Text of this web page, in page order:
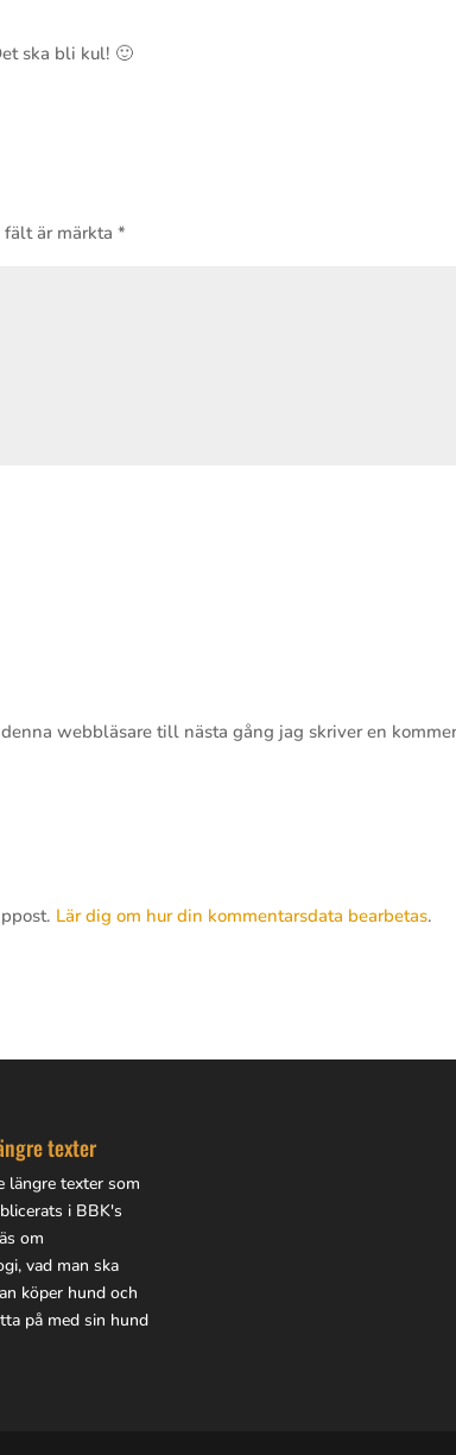
ska bli kul! 🙂
fält är märkta*
webbläsare till nästa gång jag skriver en
Lär dig om hur din kommentarsdata bearbetas.
texter
längre textersom
i BBK's
om
vad man ska
köper hund och
på med sin hund